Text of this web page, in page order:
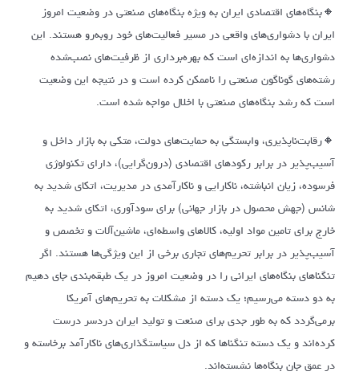
🔸بنگاه‌های اقتصادی ایران به ویژه بنگاه‌های صنعتی در وضعیت امروز
ایران با دشواری‌های واقعی در مسیر فعالیت‌های خود روبه‌رو هستند. این
دشواری‌ها به اندازه‌ای است که بهره‌برداری از ظرفیت‌های نصب‌شده
رشته‌های گوناگون صنعتی را ناممکن کرده است و در نتیجه این وضعیت
است که رشد بنگاه‌های صنعتی با اخلال مواجه شده است.
🔸رقابت‌ناپذیری، وابستگی به حمایت‌های دولت، متکی به بازار داخل و
آسیب‌پذیر در برابر رکودهای اقتصادی (درون‌گرایی)، دارای تکنولوژی
فرسوده، زیان انباشته، ناکارایی و ناکارآمدی در مدیریت، اتکای شدید به
شانس (جهش محصول در بازار جهانی) برای سودآوری، اتکای شدید به
خارج برای تامین مواد اولیه، کالاهای واسطه‌ای، ماشین‌آلات و تخصص و
آسیب‌پذیر در برابر تحریم‌های تجاری برخی از این ویژگی‌ها هستند. اگر
تنگناهای بنگاه‌های ایرانی را در وضعیت امروز در یک طبقه‌بندی جای دهیم
به دو دسته می‌رسیم؛ یک دسته از مشکلات به تحریم‌های آمریکا
برمی‌گردد که به طور جدی برای صنعت و تولید ایران دردسر درست
کرده‌اند و یک دسته تنگناها که از دل سیاستگذاری‌های ناکارآمد برخاسته و
در عمق جان بنگاه‌ها نشسته‌اند.